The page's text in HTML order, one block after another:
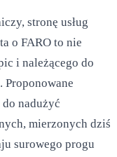
stronę usług
o FARO to nie
i należącego do
Proponowane
nadużyć
mierzonych dziś
surowego progu